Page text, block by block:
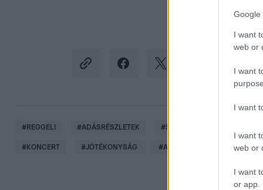
Google
I want
web or
I want
I want
I want
web or
I want
or app.
#REGGELI #ADÁSRÉSZLETEK #SZABÓ ZSÓFI
#KONCERT #JÓTÉKONYSÁG #A KONYHAFŐNÖK VIP #